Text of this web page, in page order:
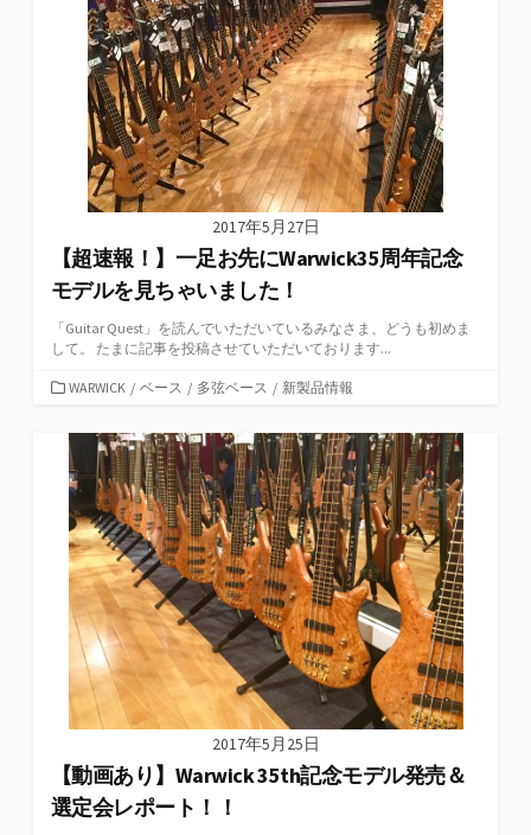
2017年5月27日
【超速報！】一足お先にWarwick35周年記念
モデルを見ちゃいました！
「Guitar Quest」を読んでいただいているみなさま、どうも初めま
して。 たまに記事を投稿させていただいております...
カ
ゴ
リ
ー
WARWICK / ベース / 多弦ベース / 新製品情報
2017年5月25日
【動画あり】Warwick 35th記念モデル発売＆
選定会レポート！！